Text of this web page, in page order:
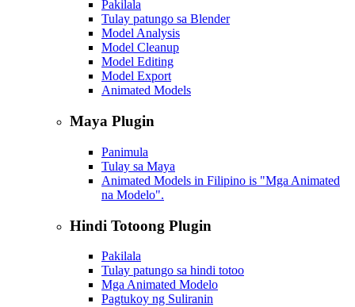
Pakilala
Tulay patungo sa Blender
Model Analysis
Model Cleanup
Model Editing
Model Export
Animated Models
Maya Plugin
Panimula
Tulay sa Maya
Animated Models in Filipino is "Mga Animated
na Modelo".
Hindi Totoong Plugin
Pakilala
Tulay patungo sa hindi totoo
Mga Animated Modelo
Pagtukoy ng Suliranin